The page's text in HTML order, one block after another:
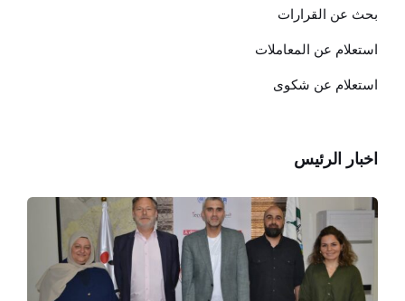
بحث عن القرارات
استعلام عن المعاملات
استعلام عن شكوى
اخبار الرئيس